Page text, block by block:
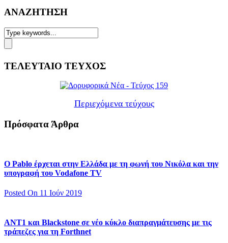
ΑΝΑΖΗΤΗΣΗ
ΤΕΛΕΥΤΑΙΟ ΤΕΥΧΟΣ
Περιεχόμενα τεύχους
Πρόσφατα Άρθρα
Ο Pablo έρχεται στην Ελλάδα με τη φωνή του Νικόλα και την
υπογραφή του Vodafone TV
Posted On 11 Ιούν 2019
ΑΝΤ1 και Blackstone σε νέο κύκλο διαπραγμάτευσης με τις
τράπεζες για τη Forthnet